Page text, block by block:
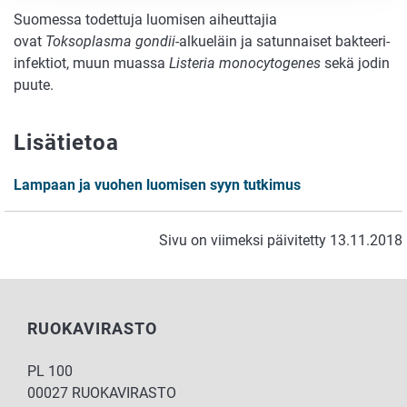
Suomessa todettuja luomisen aiheuttajia
ovat Toksoplasma gondii-alkueläin ja satunnaiset bakteeri-
infektiot, muun muassa Listeria monocytogenes sekä jodin
puute.
Lisätietoa
Lampaan ja vuohen luomisen syyn tutkimus
Sivu on viimeksi päivitetty 13.11.2018
RUOKAVIRASTO
PL 100
00027 RUOKAVIRASTO